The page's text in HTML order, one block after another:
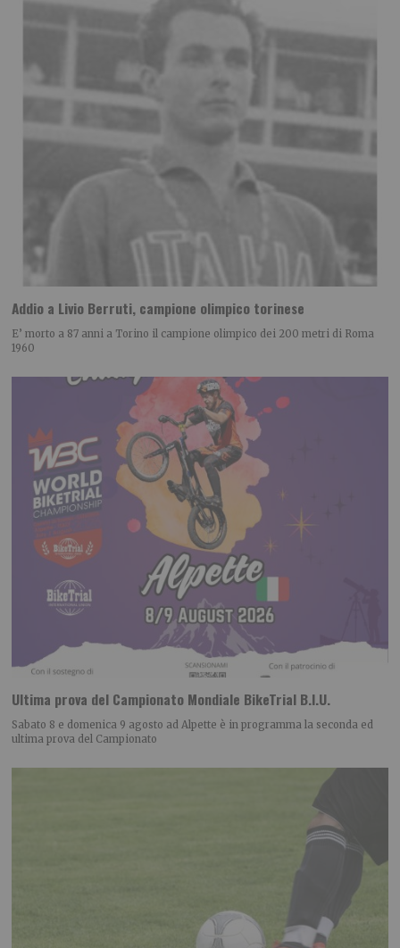
Addio a Livio Berruti, campione olimpico torinese
E’ morto a 87 anni a Torino il campione olimpico dei 200 metri di Roma
1960
Ultima prova del Campionato Mondiale BikeTrial B.I.U.
Sabato 8 e domenica 9 agosto ad Alpette è in programma la seconda ed
ultima prova del Campionato